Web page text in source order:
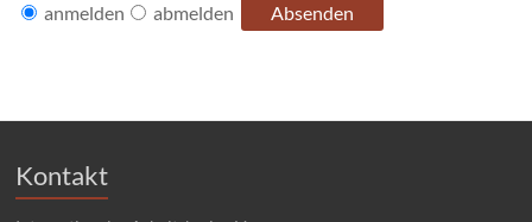
anmelden abmelden
Kontakt